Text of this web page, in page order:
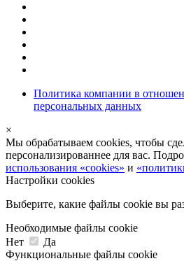
Политика компании в
персональных данных
×
Мы обрабатываем cookies, чтобы
персонализированнее для вас.
использования «cookies» и
Настройки cookies
Выберите, какие файлы cookie вы
Необходимые файлы cookie
Нет
Да
Функциональные файлы cookie